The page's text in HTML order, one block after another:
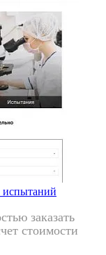
испытаний
заказать
стоимости